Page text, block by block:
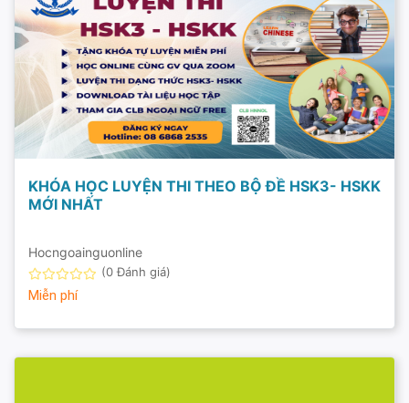
KHÓA HỌC LUYỆN THI THEO BỘ ĐỀ HSK3- HSKK
MỚI NHẤT
Hocngoainguonline
(0 Đánh giá)
Miễn phí